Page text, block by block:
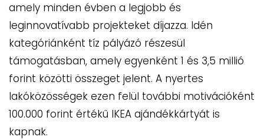
amely minden évben a legjobb és
leginnovatívabb projekteket díjazza. Idén
kategóriánként tíz pályázó részesül
támogatásban, amely egyenként 1 és 3,5 millió
forint közötti összeget jelent. A nyertes
lakóközösségek ezen felül további motivációként
100.000 forint értékű IKEA ajándékkártyát is
kapnak.